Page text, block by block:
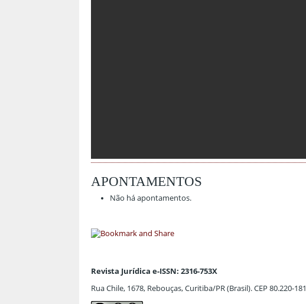
APONTAMENTOS
Não há apontamentos.
Revista Jurídica e-ISSN: 2316-753X
Rua Chile, 1678, Rebouças, Curitiba/PR (Brasil). CEP 80.220-181